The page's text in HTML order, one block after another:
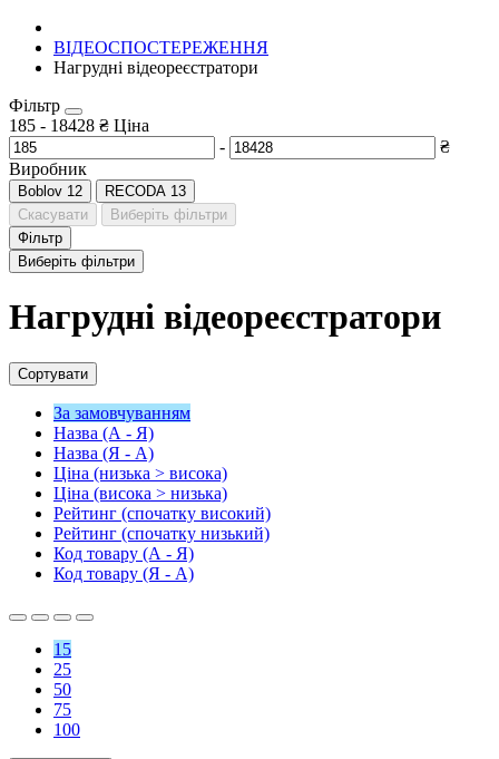
ВІДЕОСПОСТЕРЕЖЕННЯ
Нагрудні відеореєстратори
Фільтр
185 - 18428 ₴ Ціна
-
₴
Виробник
Boblov 12 RECODA 13
Скасувати
Виберіть фільтри
Фільтр
Виберіть фільтри
Нагрудні відеореєстратори
Сортувати
За замовчуванням
Назва (А - Я)
Назва (Я - А)
Ціна (низька > висока)
Ціна (висока > низька)
Рейтинг (спочатку високий)
Рейтинг (спочатку низький)
Код товару (А - Я)
Код товару (Я - А)
15
25
50
75
100